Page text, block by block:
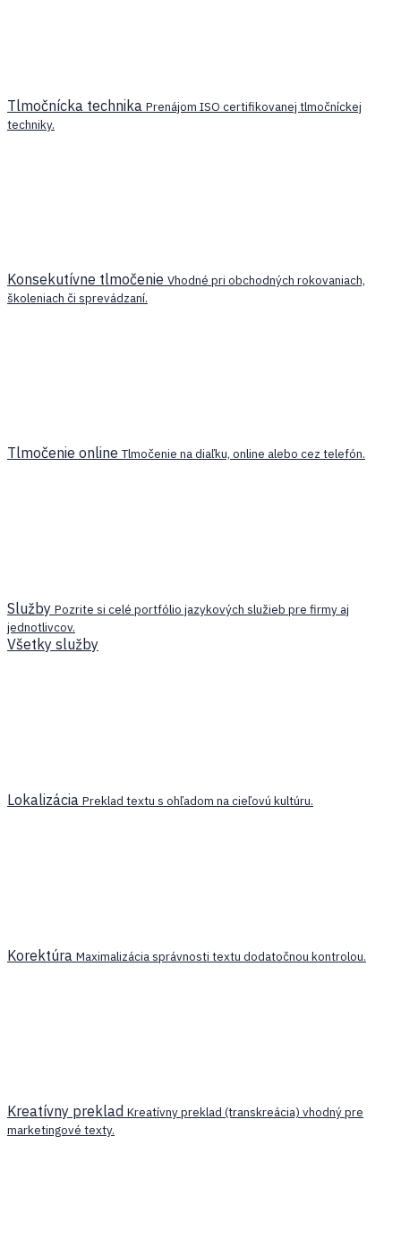
Tlmočnícka technika Prenájom ISO certifikovanej tlmočníckej
techniky.
Konsekutívne tlmočenie Vhodné pri obchodných rokovaniach,
školeniach či sprevádzaní.
Tlmočenie online Tlmočenie na diaľku, online alebo cez telefón.
Služby Pozrite si celé portfólio jazykových služieb pre firmy aj
jednotlivcov.
Všetky služby
Lokalizácia Preklad textu s ohľadom na cieľovú kultúru.
Korektúra Maximalizácia správnosti textu dodatočnou kontrolou.
Kreatívny preklad Kreatívny preklad (transkreácia) vhodný pre
marketingové texty.